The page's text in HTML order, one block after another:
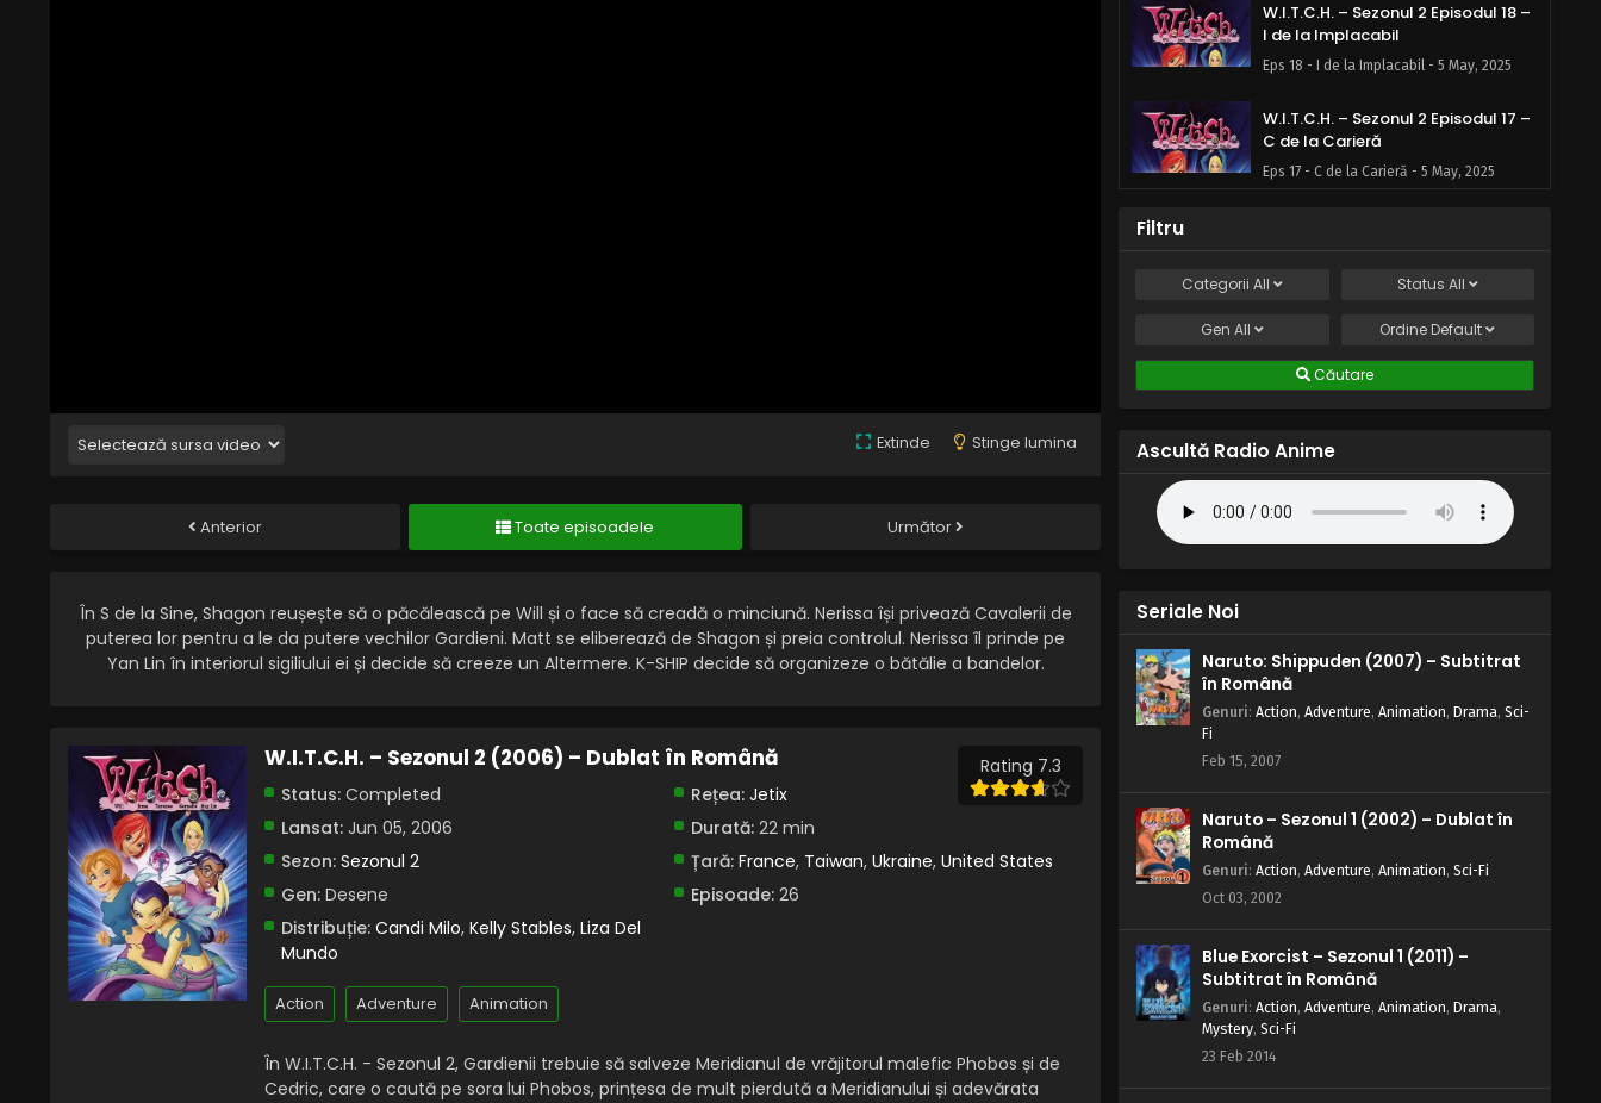
Extinde Stinge lumina
Anterior Toate episoadele Următor
În S de la Sine, Shagon reușește să o păcălească pe Will și o face să creadă o minciună. Nerissa își privează Cavalerii de
puterea lor pentru a le da putere vechilor Gardieni. Matt se eliberează de Shagon și preia controlul. Nerissa îl prinde pe
Yan Lin în interiorul sigiliului ei și decide să creeze un Altermere. K-SHIP decide să organizeze o bătălie a bandelor.
W.I.T.C.H. – Sezonul 2 (2006) – Dublat în Română
Rating 7.3
Status: Completed Rețea: Jetix
Lansat: Jun 05, 2006 Durată:22 min
Sezon: Sezonul 2 Țară: France, Taiwan, Ukraine, United States
Gen: Desene Episoade:26
Distribuție: Candi Milo, Kelly Stables, Liza Del
Mundo
Action Adventure Animation
În W.I.T.C.H. - Sezonul 2, Gardienii trebuie să salveze Meridianul de vrăjitorul malefic Phobos și de
Cedric, care o caută pe sora lui Phobos, prințesa de mult pierdută a Meridianului și adevărata
W.I.T.C.H. – Sezonul 2 Episodul 18 –
I de la Implacabil
Eps 18 - I de la Implacabil - 5 May, 2025
W.I.T.C.H. – Sezonul 2 Episodul 17 –
C de la Carieră
Eps 17 - C de la Carieră - 5 May, 2025
Eps 16 - P de la Protectori - 5 May, 2025
W.I.T.C.H. – Sezonul 2 Episodul 15 –
Eps 15 - O de la Obediență - 5 May, 2025
W.I.T.C.H. – Sezonul 2 Episodul 14 –
N de la Narcisist
Eps 14 - N de la Narcisist - 5 May, 2025
W.I.T.C.H. – Sezonul 2 Episodul 13 –
W.I.T.C.H. – Sezonul 2 Episodul 12 –
Î de la Învinși
Eps 12 - Î de la Învinși - 5 May, 2025
W.I.T.C.H. – Sezonul 2 Episodul 11 –
Eps 11 - C de la Cunoaștere - 5 May, 2025
W.I.T.C.H. – Sezonul 2 Episodul 10 –
G de la Giuvaer
W.I.T.C.H. – Sezonul 2 Episodul 9 – I
de la Iluzie
Eps 9 - I de la Iluzie - 5 May, 2025
Filtru
Categorii All Status All
Gen All Ordine Default
Căutare
Ascultă Radio Anime
Seriale Noi
Naruto: Shippuden (2007) – Subtitrat
în Română
Genuri: Action, Adventure, Animation, Drama, Sci-
Fi
Feb 15, 2007
Naruto – Sezonul 1 (2002) – Dublat în
Română
Genuri: Action, Adventure, Animation, Sci-Fi
Oct 03, 2002
Blue Exorcist – Sezonul 1 (2011) –
Subtitrat în Română
Genuri: Action, Adventure, Animation, Drama,
Mystery, Sci-Fi
23 Feb 2014